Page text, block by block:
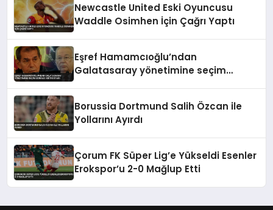
Newcastle United Eski Oyuncusu
Waddle Osimhen İçin Çağrı Yaptı
Eşref Hamamcıoğlu’ndan
Galatasaray yönetimine seçim
Borussia Dortmund Salih Özcan ile
Yollarını Ayırdı
Çorum FK Süper Lig’e Yükseldi Esenler
Erokspor’u 2-0 Mağlup Etti